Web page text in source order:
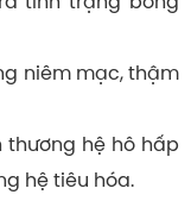
niêm mạc, thậm
hệ hô hấp
hệ tiêu hóa.